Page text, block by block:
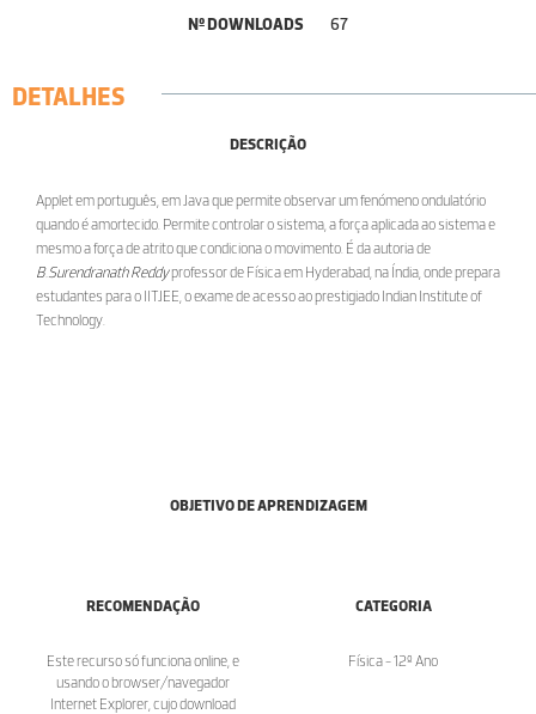
Nº DOWNLOADS 67
DETALHES
DESCRIÇÃO
Applet em português, em Java que permite observar um fenómeno ondulatório
quando é amortecido. Permite controlar o sistema, a força aplicada ao sistema e
mesmo a força de atrito que condiciona o movimento. É da autoria de
B.Surendranath Reddyprofessor de Física em Hyderabad, na Índia, onde prepara
estudantes para o IITJEE, o exame de acesso ao prestigiado Indian Institute of
Technology.
OBJETIVO DE APRENDIZAGEM
RECOMENDAÇÃO
Este recurso só funciona online, e
usando o browser/navegador
Internet Explorer, cujo download
CATEGORIA
Física - 12º Ano